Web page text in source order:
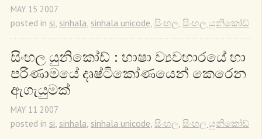
MAY 15 2007
posted in si, sinhala, sinhala unicode, සිංහල, සිංහල යුනිකෝඩ්
සිංහල යුනිකෝඩ් : භාෂා ව්‍යවහාරයේ හා
පරිණාමයේ දෘෂ්ටිකෝණයෙන් කෙරෙන
ඇගැයුමක්
MAY 11 2007
posted in si sinhala sinhala unicode සිංහල සිංහල යුනිකෝඩ්